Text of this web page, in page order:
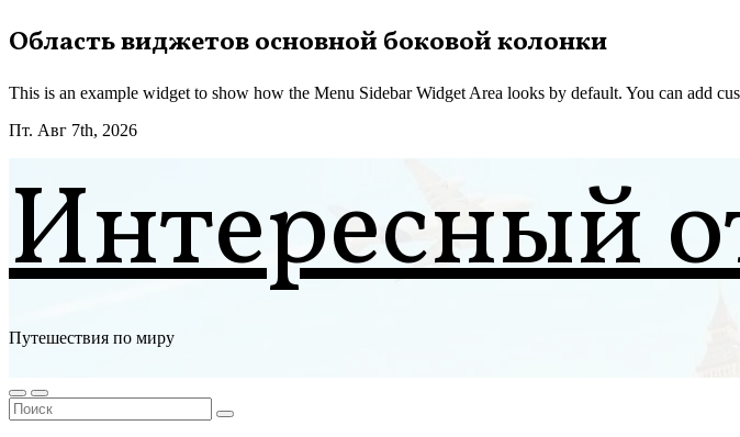
Перейти
к
Область виджетов основной боковой колонки
This is an example widget to show how the Menu Sidebar Widget Area looks by default. You can add
Пт. Авг 7th, 2026
Интересный
Путешествия по миру